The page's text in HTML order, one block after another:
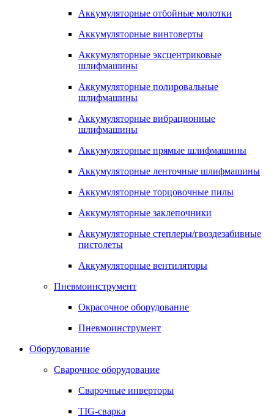
Аккумуляторные отбойные молотки
Аккумуляторные винтоверты
Аккумуляторные эксцентриковые
шлифмашины
Аккумуляторные полировальные
шлифмашины
Аккумуляторные вибрационные
шлифмашины
Аккумуляторные прямые шлифмашины
Аккумуляторные ленточные шлифмашины
Аккумуляторные торцовочные пилы
Аккумуляторные заклепочники
Аккумуляторные степлеры/гвоздезабивные
пистолеты
Аккумуляторные вентиляторы
Пневмоинструмент
Окрасочное оборудование
Пневмоинструмент
Оборудование
Сварочное оборудование
Сварочные инверторы
TIG-сварка